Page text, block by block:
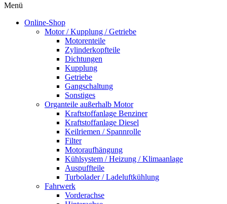
Menü
Online-Shop
Motor / Kupplung / Getriebe
Motorenteile
Zylinderkopfteile
Dichtungen
Kupplung
Getriebe
Gangschaltung
Sonstiges
Organteile außerhalb Motor
Kraftstoffanlage Benziner
Kraftstoffanlage Diesel
Keilriemen / Spannrolle
Filter
Motoraufhängung
Kühlsystem / Heizung / Klimaanlage
Auspuffteile
Turbolader / Ladeluftkühlung
Fahrwerk
Vorderachse